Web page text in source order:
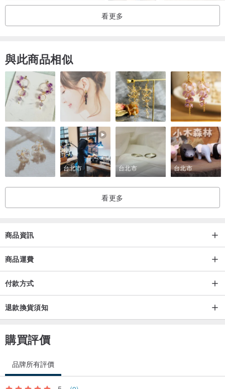
看更多
與此商品相似
台北市 台北市 台北市
看更多
商品資訊
商品運費
付款方式
退款換貨須知
購買評價
品牌所有評價